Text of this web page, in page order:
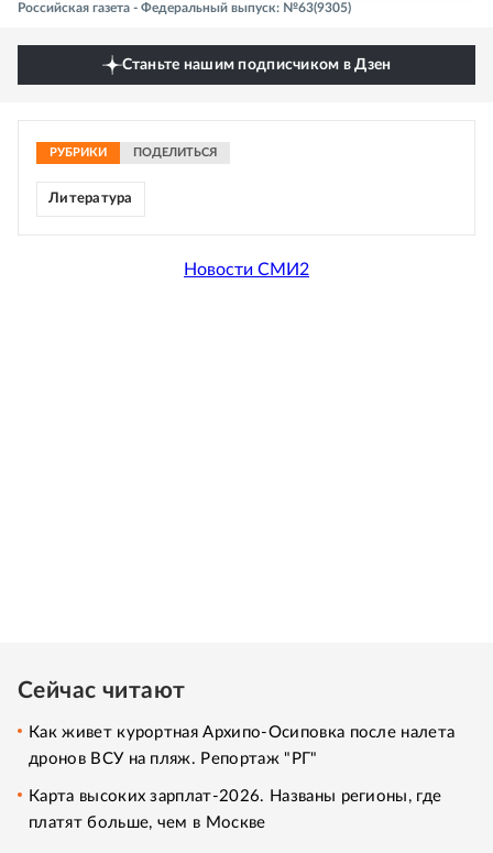
Российская газета - Федеральный выпуск: №63(9305)
Станьте нашим подписчиком в Дзен
РУБРИКИ ПОДЕЛИТЬСЯ
Литература
Новости СМИ2
Сейчас читают
Как живет курортная Архипо-Осиповка после налета
дронов ВСУ на пляж. Репортаж "РГ"
Карта высоких зарплат-2026. Названы регионы, где
платят больше, чем в Москве